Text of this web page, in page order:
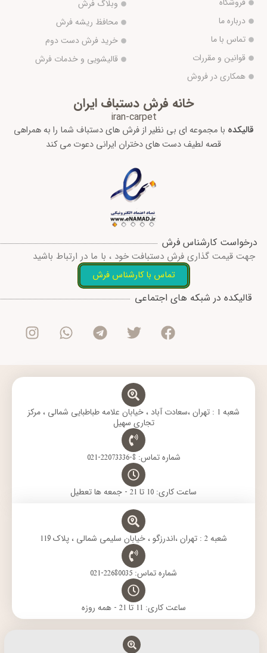
فروشگاه
درباره ما
تماس با ما
قوانین و مقررات
همکاری در فروش
وبلاگ فرش
محافظ ریشه فرش
خرید فرش دست دوم
قالیشویی و خدمات فرش
خانه فرش دستباف ایران
iran-carpet
قالیکده با مجموعه ای بی نظیر از فرش های دستباف شما را به همراهی
قصه لطیف دست های دختران ایرانی دعوت می کند
درخواست کارشناس فرش
جهت قیمت گذاری فرش دستبافت خود ، با ما در ارتباط باشید
تماس با کارشناس فرش
قالیکده در شبکه های اجتماعی
F
c
e
o
T
i
t
e
r
T
l
e
r
W
a
t
a
I
s
t
g
m
شعبه 1 : تهران ،سعادت آباد ، خیابان علامه طباطبایی شمالی ، مرکز
تجاری سهیل
شماره تماس: 8-22073336-021
ساعت کاری: 10 تا 21 - جمعه ها تعطیل
شعبه 2 : تهران ،اندرزگو ، خیابان سلیمی شمالی ، پلاک 119
شماره تماس: 22680035-021
ساعت کاری: 11 تا 21 - همه روزه